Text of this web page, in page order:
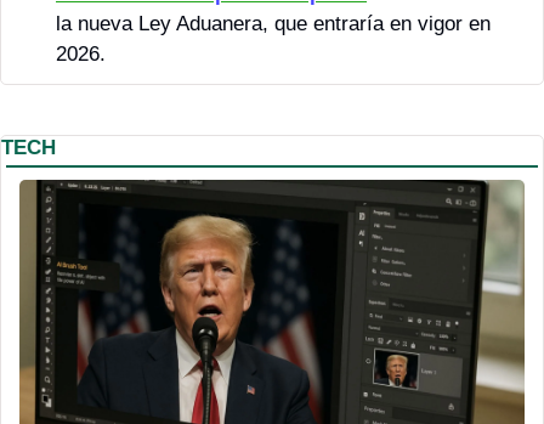
la nueva Ley Aduanera, que entraría en vigor en
2026.
TECH